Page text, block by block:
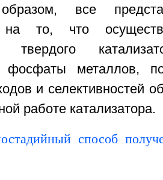
все
на то, что
твердого
фосфаты металлов,
и селективностей
работе катализатора.